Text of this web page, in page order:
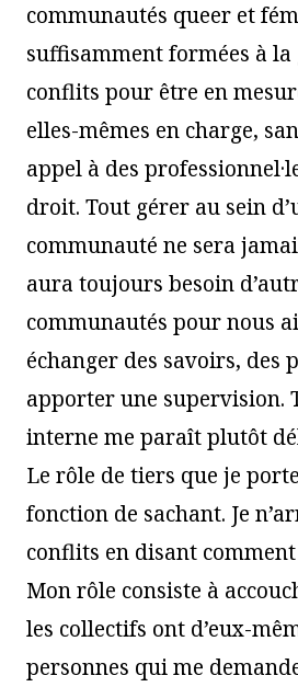
communautés queer et
suffisamment formées à la
conflits pour être en
elles-mêmes en charge,
appel à des
droit. Tout gérer au sein
communauté ne sera
aura toujours besoin
communautés pour nous
échanger des savoirs, des
apporter une supervision.
interne me paraît plutôt
Le rôle de tiers que je
fonction de sachant. Je
conflits en disant
Mon rôle consiste à
les collectifs ont d’eux-
personnes qui me